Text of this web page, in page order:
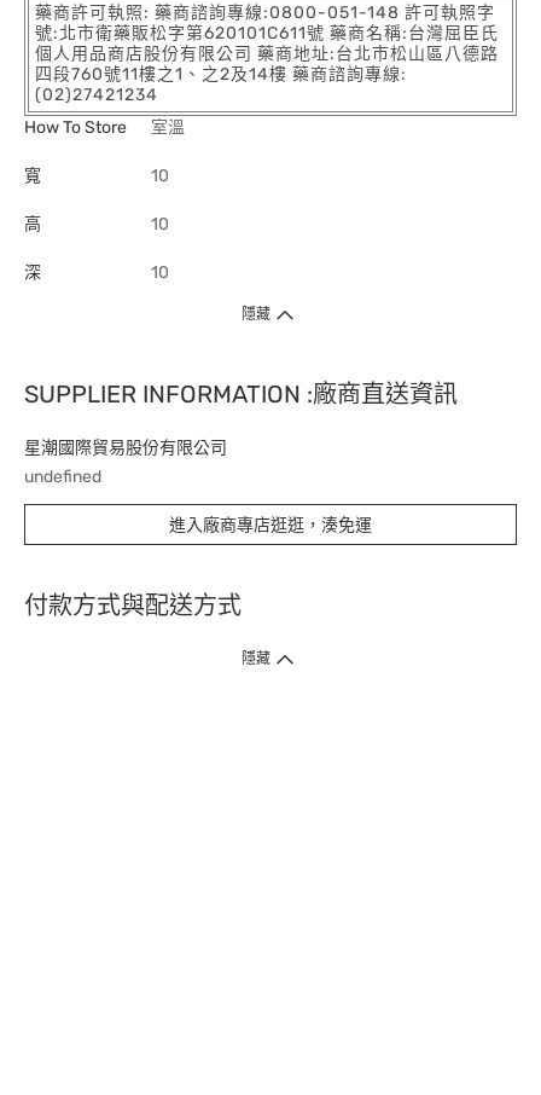
藥商許可執照: 藥商諮詢專線:0800-051-148 許可執照字
號:北市衛藥販松字第620101C611號 藥商名稱:台灣屈臣氏
個人用品商店股份有限公司 藥商地址:台北市松山區八德路
四段760號11樓之1、之2及14樓 藥商諮詢專線:
(02)27421234
How To Store
室溫
寬 10
高 10
深 10
隱藏
SUPPLIER INFORMATION :廠商直送資訊
星潮國際貿易股份有限公司
undefined
進入廠商專店逛逛，湊免運
付款方式與配送方式
隱藏